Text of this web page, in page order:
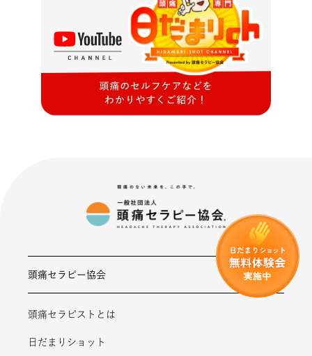
頭痛セラピー協会
頭痛セラピストとは
日だまりショット